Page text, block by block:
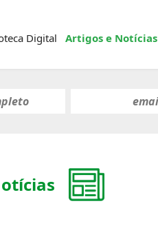
Digital Artigos e Notícias